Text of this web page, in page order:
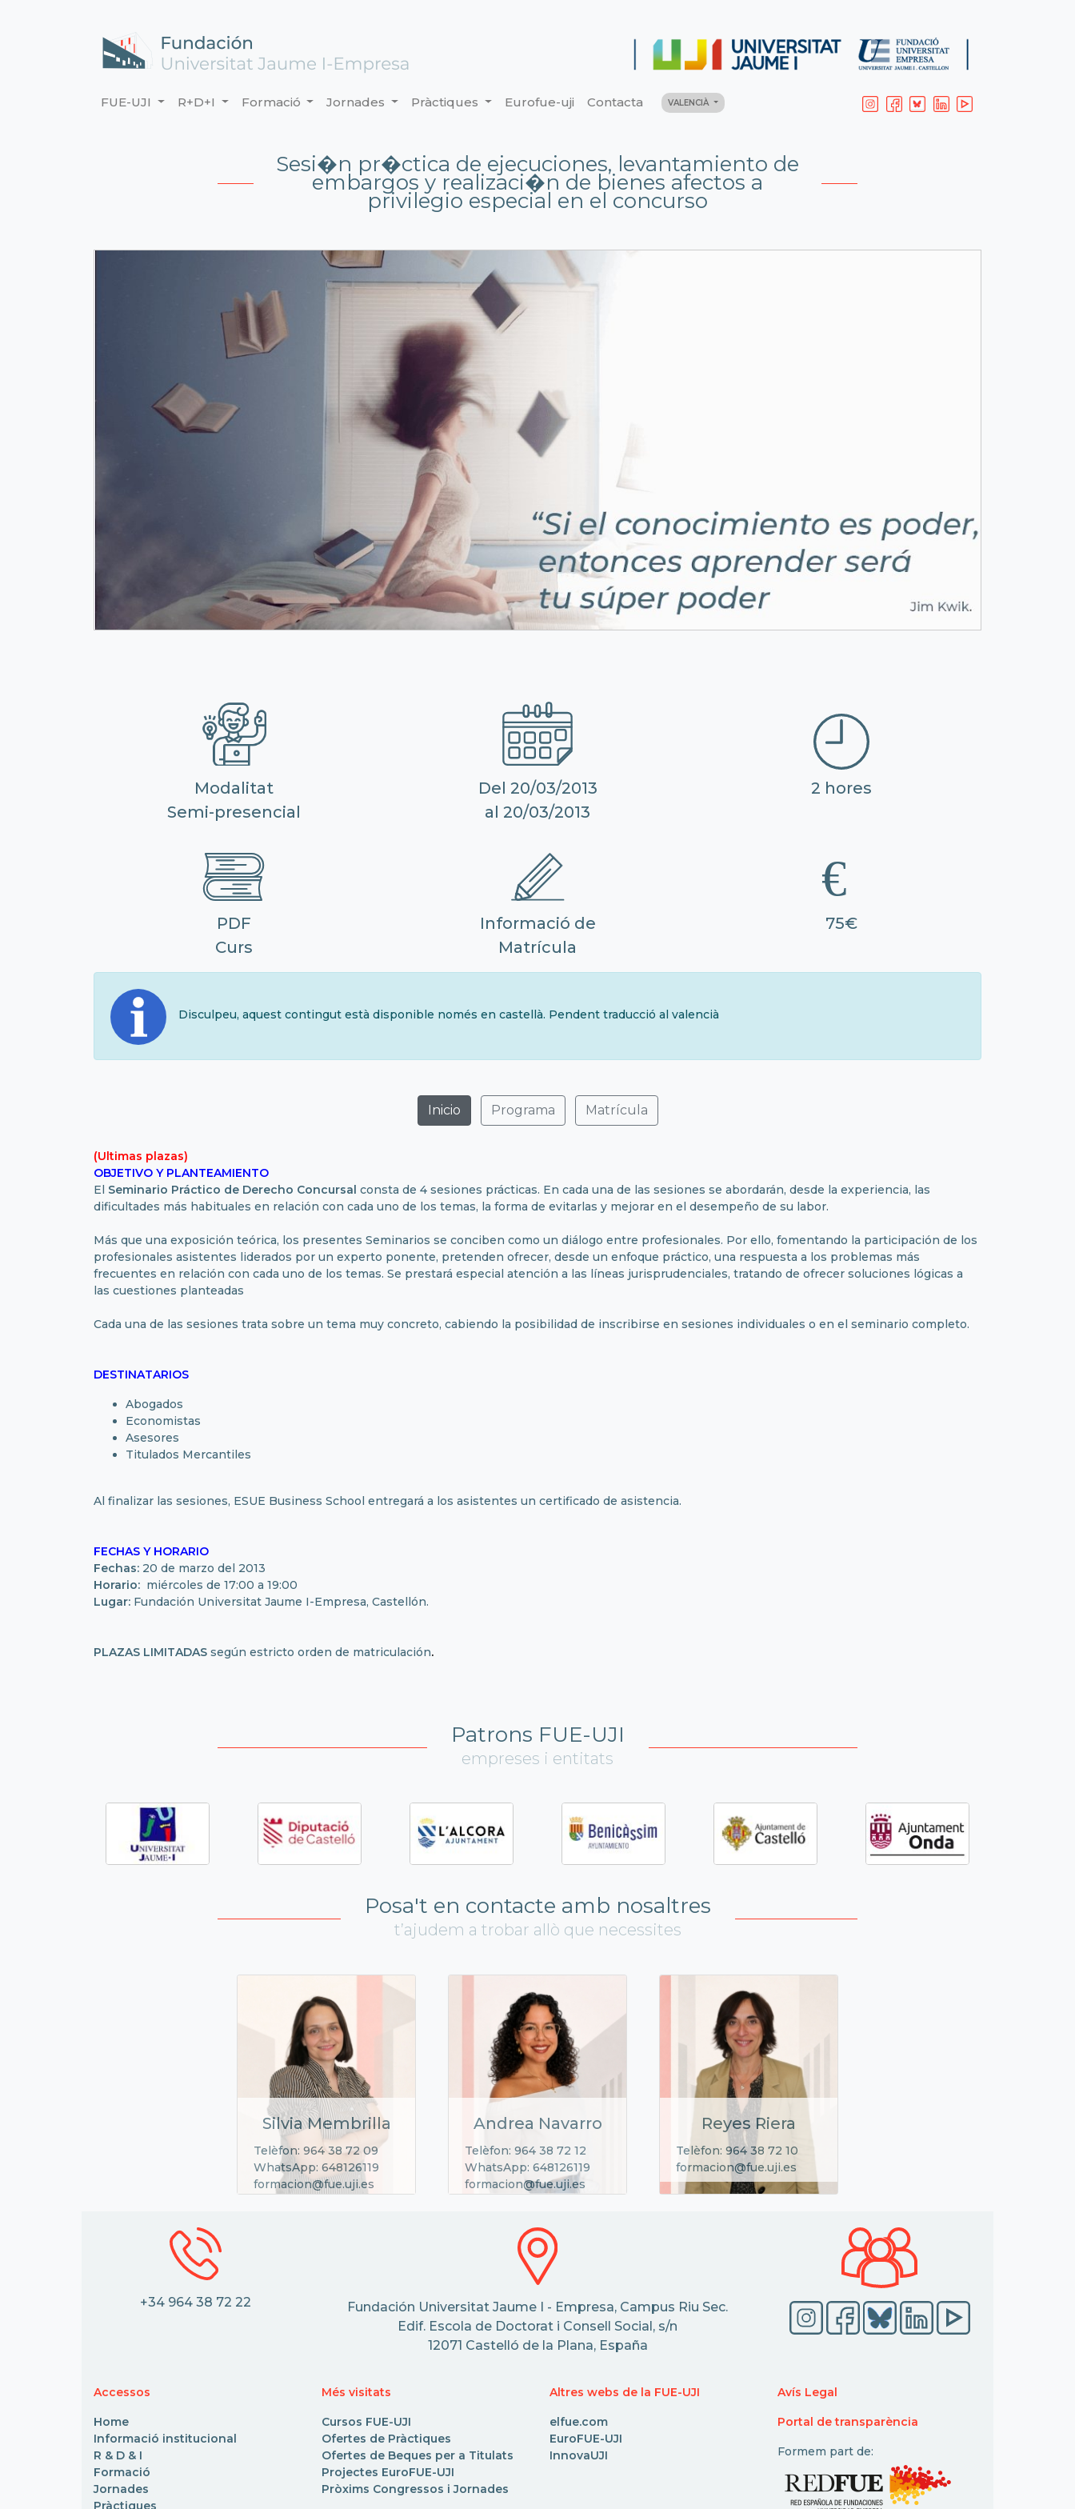
FUE-UJI R+D+I Formació Jornades Pràctiques Eurofue-uji Contacta VALENCIÀ
Sesi�n pr�ctica de ejecuciones, levantamiento de
embargos y realizaci�n de bienes afectos a
privilegio especial en el concurso
Modalitat
Semi-presencial
Del 20/03/2013
al 20/03/2013
2 hores
PDF
Curs
Informació de
Matrícula
75€
Disculpeu, aquest contingut està disponible només en castellà. Pendent traducció al valencià
Inicio Programa Matrícula
(Ultimas plazas)
OBJETIVO Y PLANTEAMIENTO
El Seminario Práctico de Derecho Concursal consta de 4 sesiones prácticas. En cada una de las sesiones se abordarán, desde la experiencia, las
dificultades más habituales en relación con cada uno de los temas, la forma de evitarlas y mejorar en el desempeño de su labor.
Más que una exposición teórica, los presentes Seminarios se conciben como un diálogo entre profesionales. Por ello, fomentando la participación de los
profesionales asistentes liderados por un experto ponente, pretenden ofrecer, desde un enfoque práctico, una respuesta a los problemas más
frecuentes en relación con cada uno de los temas. Se prestará especial atención a las líneas jurisprudenciales, tratando de ofrecer soluciones lógicas a
las cuestiones planteadas
Cada una de las sesiones trata sobre un tema muy concreto, cabiendo la posibilidad de inscribirse en sesiones individuales o en el seminario completo.
DESTINATARIOS
Abogados
Economistas
Asesores
Titulados Mercantiles
Al finalizar las sesiones, ESUE Business School entregará a los asistentes un certificado de asistencia.
FECHAS Y HORARIO
Fechas: 20 de marzo del 2013
Horario: miércoles de 17:00 a 19:00
Lugar: Fundación Universitat Jaume I-Empresa, Castellón.
PLAZAS LIMITADAS según estricto orden de matriculación.
Patrons FUE-UJI
empreses i entitats
Posa't en contacte amb nosaltres
t’ajudem a trobar allò que necessites
Silvia Membrilla
Telèfon: 964 38 72 09
WhatsApp: 648126119
formacion@fue.uji.es
Andrea Navarro
Telèfon: 964 38 72 12
WhatsApp: 648126119
formacion@fue.uji.es
Reyes Riera
Telèfon: 964 38 72 10
formacion@fue.uji.es
+34 964 38 72 22
Fundación Universitat Jaume I - Empresa, Campus Riu Sec.
Edif. Escola de Doctorat i Consell Social, s/n
12071 Castelló de la Plana, España
Accessos
Home
Informació institucional
R & D & I
Formació
Jornades
Més visitats
Cursos FUE-UJI
Ofertes de Pràctiques
Ofertes de Beques per a Titulats
Projectes EuroFUE-UJI
Pròxims Congressos i Jornades
Altres webs de la FUE-UJI
elfue.com
EuroFUE-UJI
InnovaUJI
Avís Legal
Portal de transparència
Formem part de: